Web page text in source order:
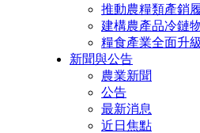
推動農糧類產銷
建構農產品冷鏈
糧食產業全面升
新聞與公告
農業新聞
公告
最新消息
近日焦點